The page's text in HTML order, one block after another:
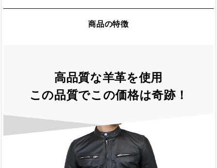
商品の特徴
高品質な羊革を使用
この品質でこの価格は奇跡！